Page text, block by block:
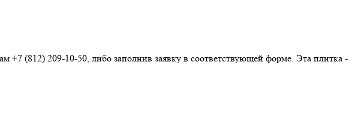
+7 (812) 209-10-50 , либо заполнив заявку в соответствующей форме. Эта плитка -